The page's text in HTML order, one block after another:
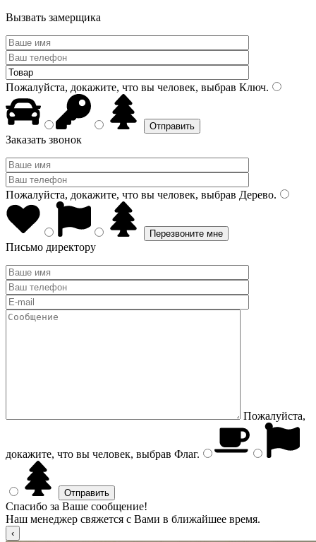
Вызвать замерщика
Пожалуйста, докажите, что вы человек, выбрав Ключ.
Заказать звонок
Пожалуйста, докажите, что вы человек, выбрав Дерево.
Письмо директору
Пожалуйста,
докажите, что вы человек, выбрав Флаг.
Спасибо за Ваше сообщение!
Наш менеджер свяжется с Вами в ближайшее время.